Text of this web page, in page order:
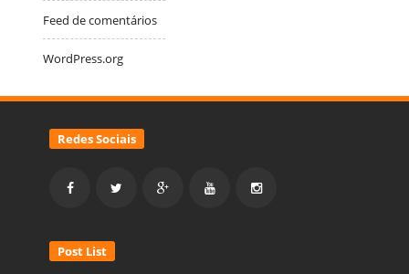
Feed de comentários
WordPress.org
Redes Sociais
Post List